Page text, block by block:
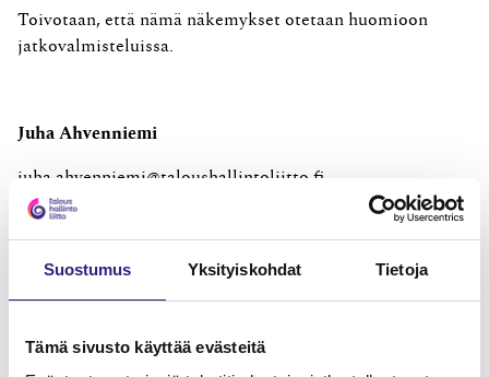
Suostumus Yksityiskohdat Tietoja
Tämä sivusto käyttää evästeitä
Toivotaan, että nämä näkemykset otetaan huomioon
jatkovalmisteluissa.
Juha Ahvenniemi
juha.ahvenniemi@taloushallintoliitto.fi
MAINOS